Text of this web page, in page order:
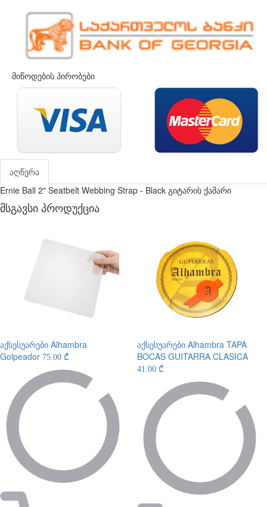
მიწოდების პირობები
აღწერა
Ernie Ball 2" Seatbelt Webbing Strap - Black გიტარის ქამარი
მსგავსი პროდუქცია
აქსესუარები Alhambra
Golpeador 75.00 ₾
აქსესუარები Alhambra TAPA
BOCAS GUITARRA CLASICA
41.00 ₾